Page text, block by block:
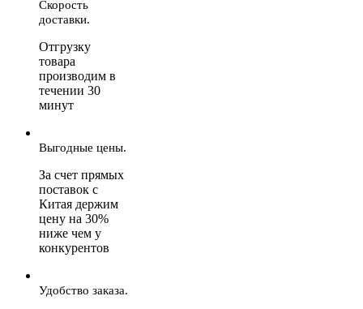
Скорость
доставки.
Отгрузку
товара
производим в
течении 30
минут
Выгодные цены.
За счет прямых
поставок с
Китая держим
цену на 30%
ниже чем у
конкурентов
Удобство заказа.